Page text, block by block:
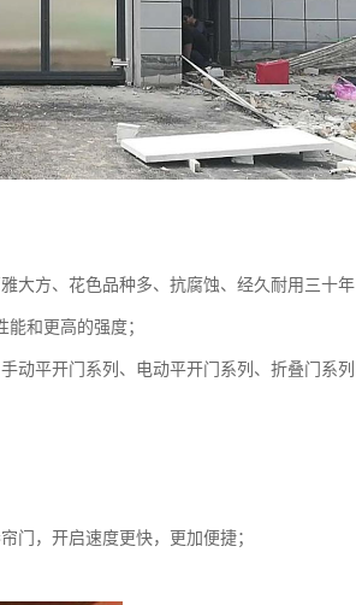
大方、花色品种多、抗腐蚀、经久耐用三十年
和更高的强度；
动平开门系列、电动平开门系列、折叠门系列
门，开启速度更快，更加便捷；